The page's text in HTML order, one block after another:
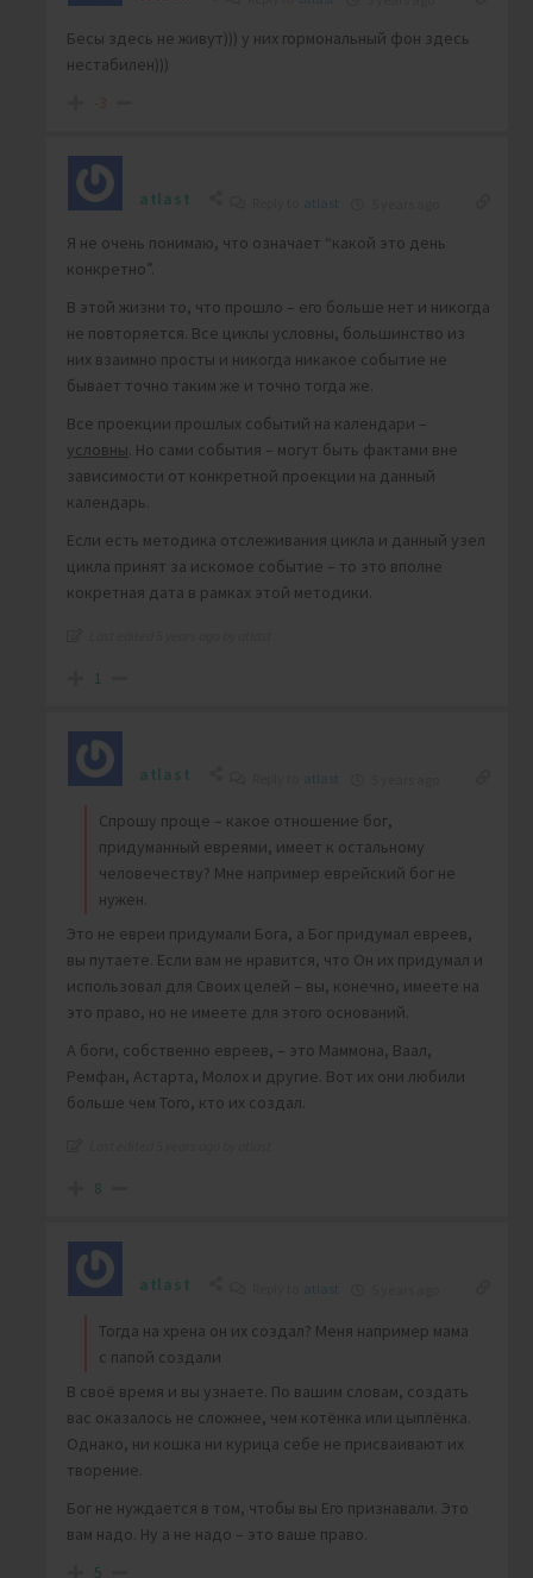
Бесы здесь не живут))) у них гормональный фон здесь
нестабилен)))
-3
atlast atlast
Я не очень понимаю, что означает “какой это день
конкретно”.
В этой жизни то, что прошло – его больше нет и никогда
не повторяется. Все циклы условны, большинство из
них взаимно просты и никогда никакое событие не
бывает точно таким же и точно тогда же.
Все проекции прошлых событий на календари –
условны. Но сами события – могут быть фактами вне
зависимости от конкретной проекции на данный
календарь.
Если есть методика отслеживания цикла и данный узел
цикла принят за искомое событие – то это вполне
кокретная дата в рамках этой методики.
1
atlast atlast
Спрошу проще – какое отношение бог,
придуманный евреями, имеет к остальному
человечеству? Мне например еврейский бог не
нужен.
Это не евреи придумали Бога, а Бог придумал евреев,
вы путаете. Если вам не нравится, что Он их придумал и
использовал для Своих целей – вы, конечно, имеете на
это право, но не имеете для этого оснований.
А боги, собственно евреев, – это Маммона, Ваал,
Ремфан, Астарта, Молох и другие. Вот их они любили
больше чем Того, кто их создал.
8
atlast atlast
Тогда на хрена он их создал? Меня например мама
с папой создали
В своё время и вы узнаете. По вашим словам, создать
вас оказалось не сложнее, чем котёнка или цыплёнка.
Однако, ни кошка ни курица себе не присваивают их
творение.
Бог не нуждается в том, чтобы вы Его признавали. Это
вам надо. Ну а не надо – это ваше право.
5